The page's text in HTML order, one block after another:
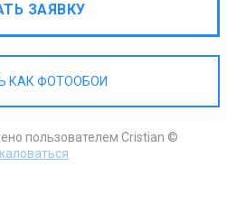
ЗАЯВКУ
КАК ФОТООБОИ
пользователем Cristian ©